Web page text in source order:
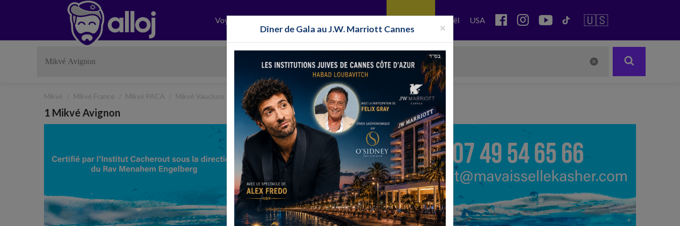
Voyages Israël USA 🇺🇸
Mikvé Mikvé France Mikvé PACA Mikvé Vaucluse Mikvé Avignon
1 Mikvé Avignon
×
Dîner de Gala au J.W. Marriott Cannes